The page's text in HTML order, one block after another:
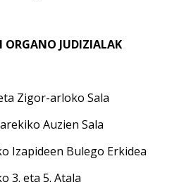
ORGANO JUDIZIALAK
Zigor-arloko Sala
Auzien Sala
Izapideen Bulego Erkidea
3. eta 5. Atala